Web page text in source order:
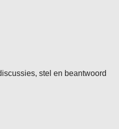
stel en beantwoord